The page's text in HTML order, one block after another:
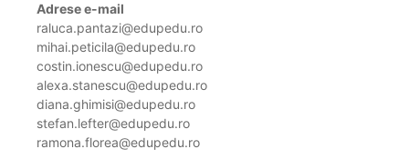
Adrese e-mail
raluca.pantazi@edupedu.ro
mihai.peticila@edupedu.ro
costin.ionescu@edupedu.ro
alexa.stanescu@edupedu.ro
diana.ghimisi@edupedu.ro
stefan.lefter@edupedu.ro
ramona.florea@edupedu.ro